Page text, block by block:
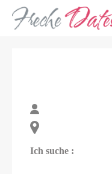
Ich suche :